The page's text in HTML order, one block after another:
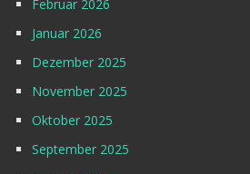
Februar 2026
Januar 2026
Dezember 2025
November 2025
Oktober 2025
September 2025